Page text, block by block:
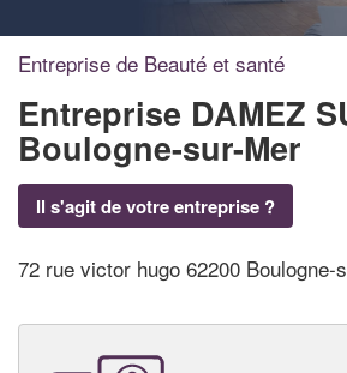
Entreprise de Beauté et santé
Entreprise DAMEZ
Boulogne-sur-Mer
Il s'agit de votre entreprise ?
72 rue victor hugo 62200 Boulogne-